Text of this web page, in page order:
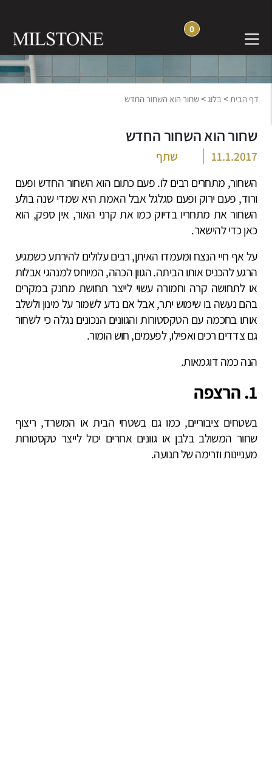
0
בלוג חוויה והשראה
דף הבית> בלוג>שחור הוא השחור החדש
שחור הוא השחור החדש
11.1.2017
שתף
השחור, מתחרים רבים לו. פעם כתום הוא השחור החדש ופעם
ורוד, פעם ירוק ופעם סגלגל אבל האמת היא שמדי שנה בולע
השחור את מתחריו בדיוק כמו את קרני האור, אין ספק, הוא
כאן כדי להישאר.
על אף חיי הנצח ומעמדו האיתן, רבים עלולים להירתע כשמגיע
הרגע להכניס אותו הביתה. הגוון הכהה, המיוחס למנהגי אבלות
או לתחושה קרה וחמורה עשוי לייצר תחושת מחנק במקרים
בהם נעשה בו שימוש יתר, אבל אם נדע לשמור על מינון ולשלב
אותו בחכמה עם הטקסטורות והגוונים הנכונים נגלה כי לשחור
גם צדדים רכים ואפילו, לפעמים, חוש הומור.
הנה כמה דוגמאות.
1. הרצפה
בשטחים ציבוריים, כמו גם בשטחי הבית או המשרד, ריצוף
שחור המשולב בלבן או גוונים אחרים יכול לייצר טקסטורות
מעניינות וזרימה של תנועה.